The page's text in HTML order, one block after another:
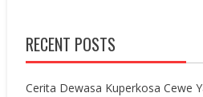
RECENT POSTS
Cerita Dewasa Kuperkosa Cewe